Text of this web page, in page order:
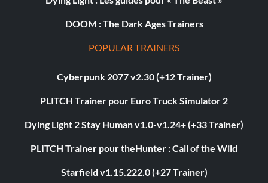
DOOM : The Dark Ages Trainers
POPULAR TRAINERS
Cyberpunk 2077 v2.30 (+12 Trainer)
PLITCH Trainer pour Euro Truck Simulator 2
Dying Light 2 Stay Human v1.0-v1.24+ (+33 Trainer)
PLITCH Trainer pour theHunter : Call of the Wild
Starfield v1.15.222.0 (+27 Trainer)